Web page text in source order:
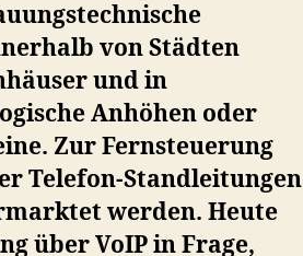
von Städten
und in
Anhöhen oder
Zur Fernsteuerung
Telefon-Standleitungen
werden. Heute
über VoIP in Frage,